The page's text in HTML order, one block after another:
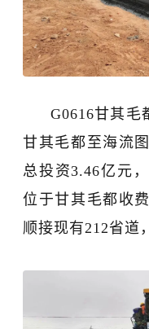
G0616甘其毛
甘其毛都至海流
总投资3.46亿元
位于甘其毛都收
顺接现有212省道